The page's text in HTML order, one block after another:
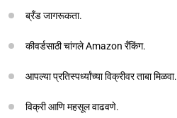
ब्रँड जागरूकता.
कीवर्डसाठी चांगले Amazon रँकिंग.
आपल्या प्रतिस्पर्ध्यांच्या विक्रीवर ताबा मिळवा.
विक्री आणि महसूल वाढवणे.